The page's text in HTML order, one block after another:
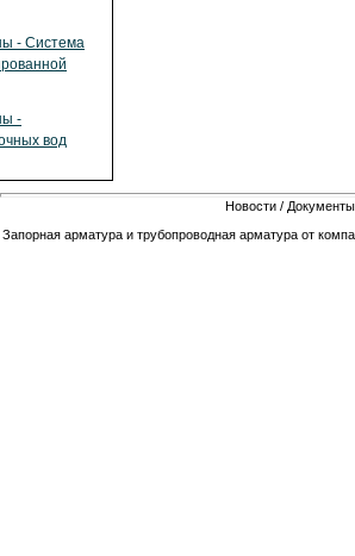
- Система
-
вод
Новости / Документы
арматура и трубопроводная арматура от